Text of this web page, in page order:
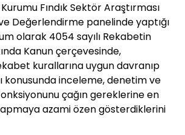
Fındık Sektör Araştırması
Değerlendirme panelinde yaptığı
olarak 4054 sayılı Rekabetin
Kanun çerçevesinde,
kurallarına uygun davranıp
konusunda inceleme, denetim ve
çağın gereklerine en
azami özen gösterdiklerini